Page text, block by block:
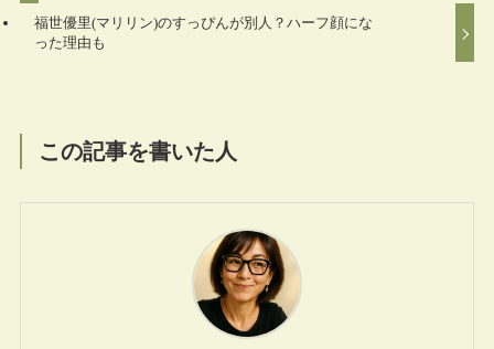
福世優里(マリリン)のすっぴんが別人？ハーフ顔にな
った理由も
この記事を書いた人